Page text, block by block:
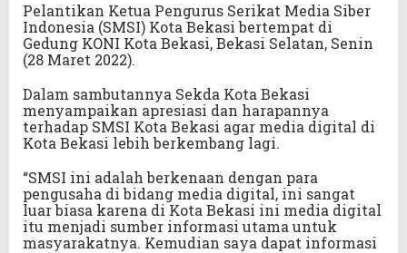
Pelantikan Ketua Pengurus Serikat Media Siber
Indonesia (SMSI) Kota Bekasi bertempat di
Gedung KONI Kota Bekasi, Bekasi Selatan, Senin
(28 Maret 2022).
Dalam sambutannya Sekda Kota Bekasi
menyampaikan apresiasi dan harapannya
terhadap SMSI Kota Bekasi agar media digital di
Kota Bekasi lebih berkembang lagi.
“SMSI ini adalah berkenaan dengan para
pengusaha di bidang media digital, ini sangat
luar biasa karena di Kota Bekasi ini media digital
itu menjadi sumber informasi utama untuk
masyarakatnya. Kemudian saya dapat informasi